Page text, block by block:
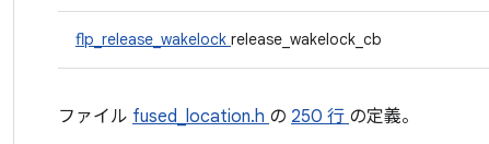
flp_release_wakelock release_wakelock_cb
ファイル fused_location.h の 250 行 の定義。